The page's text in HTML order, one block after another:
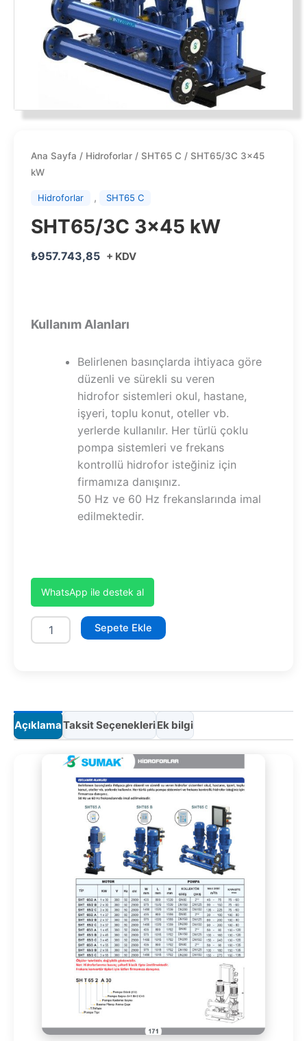
Ana Sayfa / Hidroforlar / SHT65 C / SHT65/3C 3×45
kW
Hidroforlar , SHT65 C
SHT65/3C 3×45 kW
₺957.743,85 + KDV
Kullanım Alanları
Belirlenen basınçlarda ihtiyaca göre
düzenli ve sürekli su veren
hidrofor sistemleri okul, hastane,
işyeri, toplu konut, oteller vb.
yerlerde kullanılır. Her türlü çoklu
pompa sistemleri ve frekans
kontrollü hidrofor isteğiniz için
firmamıza danışınız.
50 Hz ve 60 Hz frekanslarında imal
edilmektedir.
WhatsApp ile destek al
SHT65/3C
3x45
Sepete Ekle
AçıklamaTaksit SeçenekleriEk bilgi